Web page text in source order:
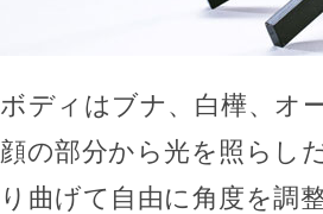
ボディはブナ、白樺、オ
顔の部分から光を照らし
り曲げて自由に角度を調